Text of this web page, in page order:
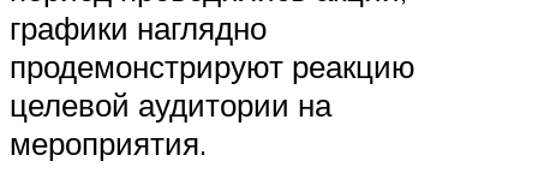
графики наглядно
продемонстрируют реакцию
целевой аудитории на
мероприятия.